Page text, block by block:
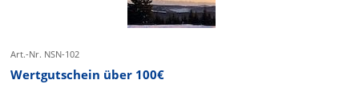
Art.-Nr. NSN-102
Wertgutschein über 100€